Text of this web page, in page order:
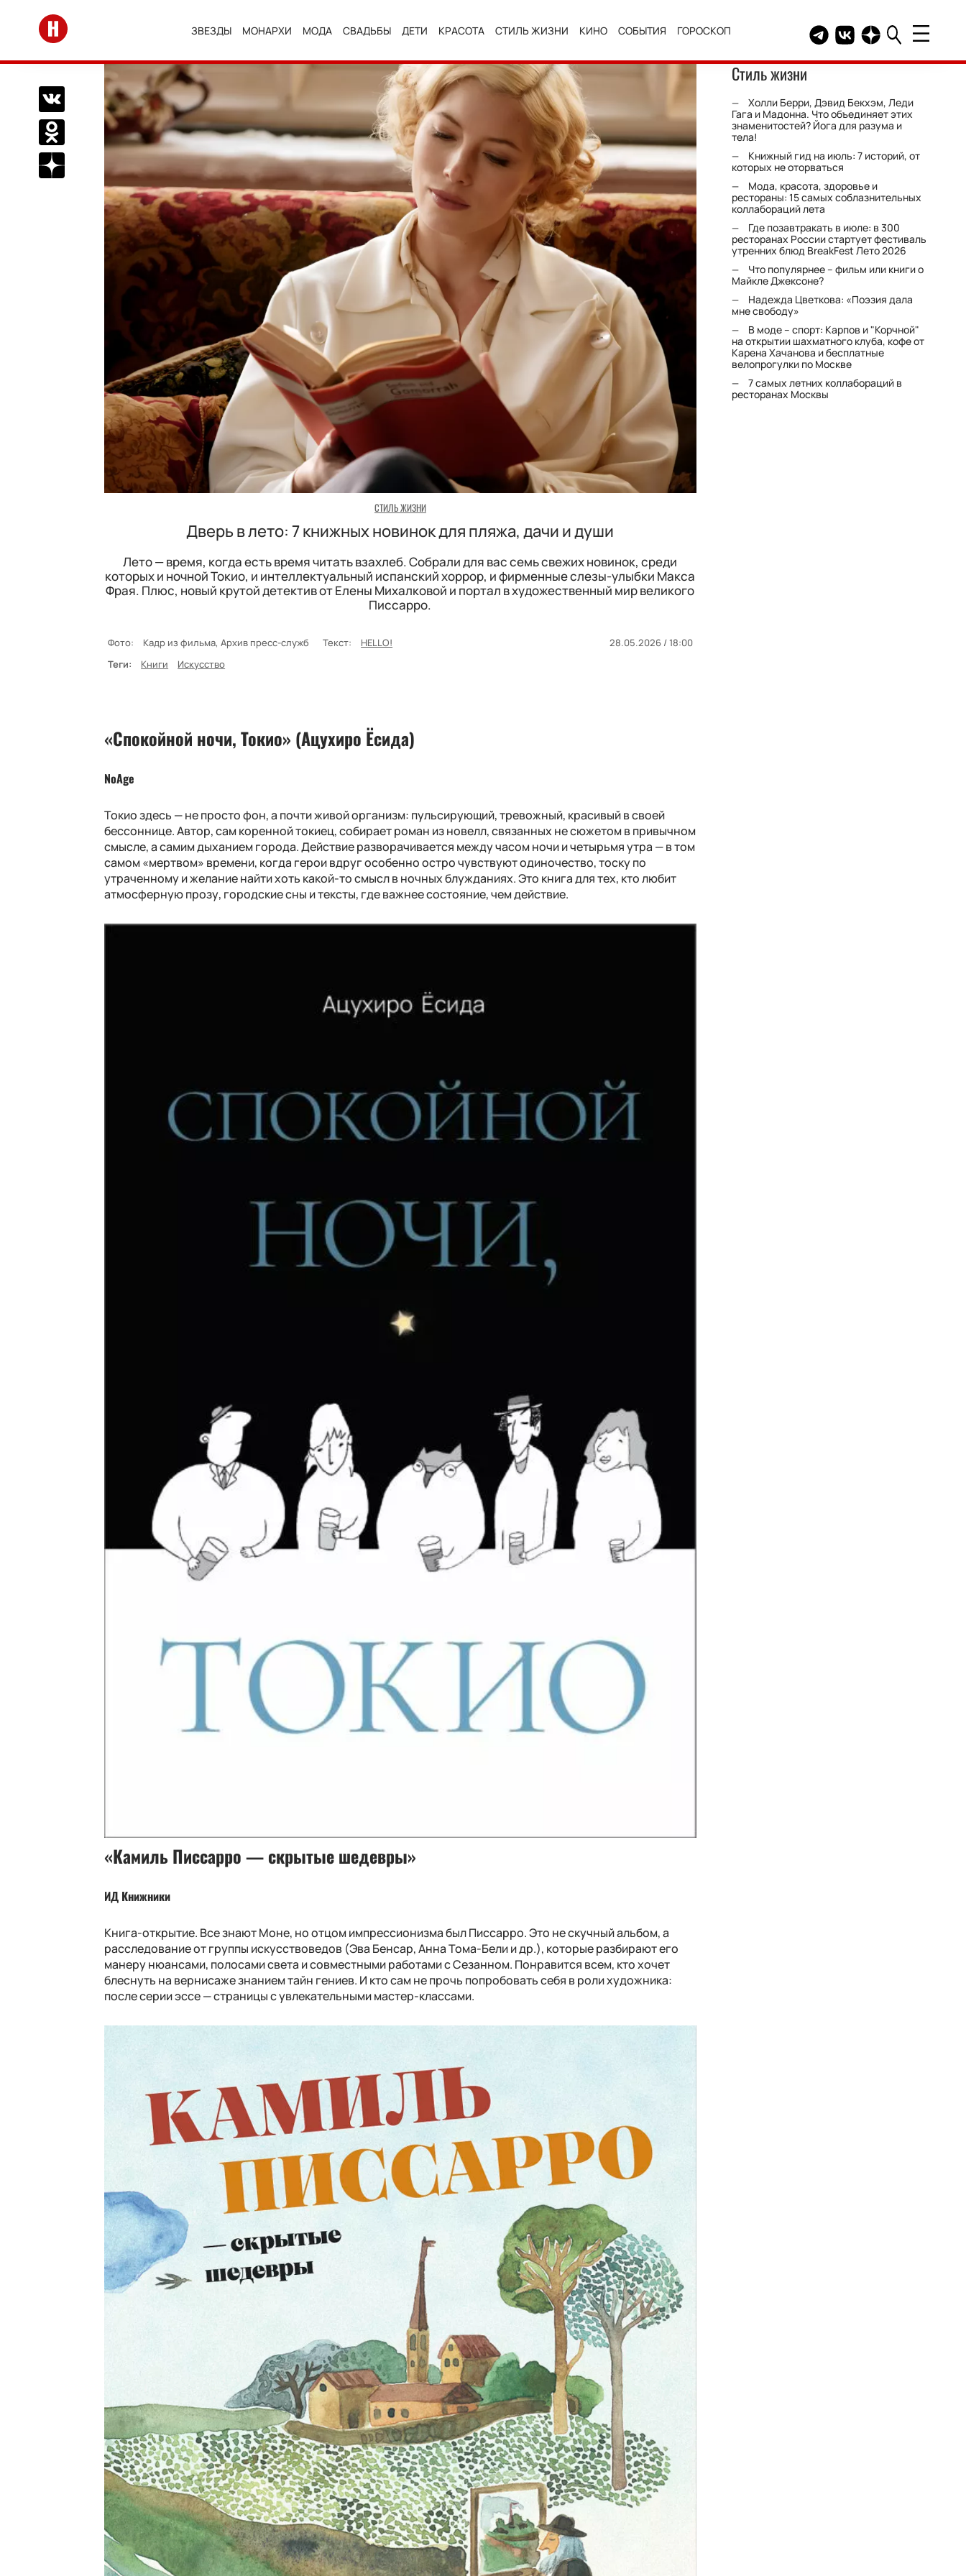
Перейти на главную
ЗВЕЗДЫ МОНАРХИ МОДА СВАДЬБЫ ДЕТИ КРАСОТА СТИЛЬ ЖИЗНИ КИНО СОБЫТИЯ ГОРОСКОП Telegram канал HELLO
Группа HELLO
Канал HELLO в
Поделиться Вконтакте
Поделиться в Одноклассниках
Подписаться на нас в Дзен
СТИЛЬ ЖИЗНИ
Дверь в лето: 7 книжных новинок для пляжа, дачи и души
Лето — время, когда есть время читать взахлеб. Собрали для вас семь свежих новинок, среди
которых и ночной Токио, и интеллектуальный испанский хоррор, и фирменные слезы-улыбки Макса
Фрая. Плюс, новый крутой детектив от Елены Михалковой и портал в художественный мир великого
Писсарро.
Фото: Кадр из фильма, Архив пресс-служб Текст: HELLO!
28.05.2026 / 18:00
Теги:
Книги Искусство
«Спокойной ночи, Токио» (Ацухиро Ёсида)
NoAge
Токио здесь — не просто фон, а почти живой организм: пульсирующий, тревожный, красивый в своей
бессоннице. Автор, сам коренной токиец, собирает роман из новелл, связанных не сюжетом в привычном
смысле, а самим дыханием города. Действие разворачивается между часом ночи и четырьмя утра — в том
самом «мертвом» времени, когда герои вдруг особенно остро чувствуют одиночество, тоску по
утраченному и желание найти хоть какой-то смысл в ночных блужданиях. Это книга для тех, кто любит
атмосферную прозу, городские сны и тексты, где важнее состояние, чем действие.
«Камиль Писсарро — скрытые шедевры»
ИД Книжники
Книга-открытие. Все знают Моне, но отцом импрессионизма был Писсарро. Это не скучный альбом, а
расследование от группы искусствоведов (Эва Бенсар, Анна Тома-Бели и др.), которые разбирают его
манеру нюансами, полосами света и совместными работами с Сезанном. Понравится всем, кто хочет
блеснуть на вернисаже знанием тайн гениев. И кто сам не прочь попробовать себя в роли художника:
после серии эссе — страницы с увлекательными мастер-классами.
Стиль жизни
Холли Берри, Дэвид Бекхэм, Леди
Гага и Мадонна. Что объединяет этих
знаменитостей? Йога для разума и
тела!
Книжный гид на июль: 7 историй, от
которых не оторваться
Мода, красота, здоровье и
рестораны: 15 самых соблазнительных
коллабораций лета
Где позавтракать в июле: в 300
ресторанах России стартует фестиваль
утренних блюд BreakFest Лето 2026
Что популярнее – фильм или книги о
Майкле Джексоне?
Надежда Цветкова: «Поэзия дала
мне свободу»
В моде – спорт: Карпов и "Корчной"
на открытии шахматного клуба, кофе от
Карена Хачанова и бесплатные
велопрогулки по Москве
7 самых летних коллабораций в
ресторанах Москвы